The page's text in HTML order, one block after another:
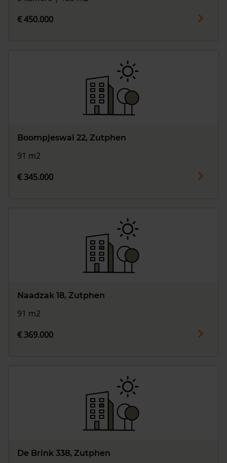
€ 450.000
Boompjeswal 22, Zutphen
91 m2
€ 345.000
Naadzak 18, Zutphen
91 m2
€ 369.000
De Brink 338, Zutphen